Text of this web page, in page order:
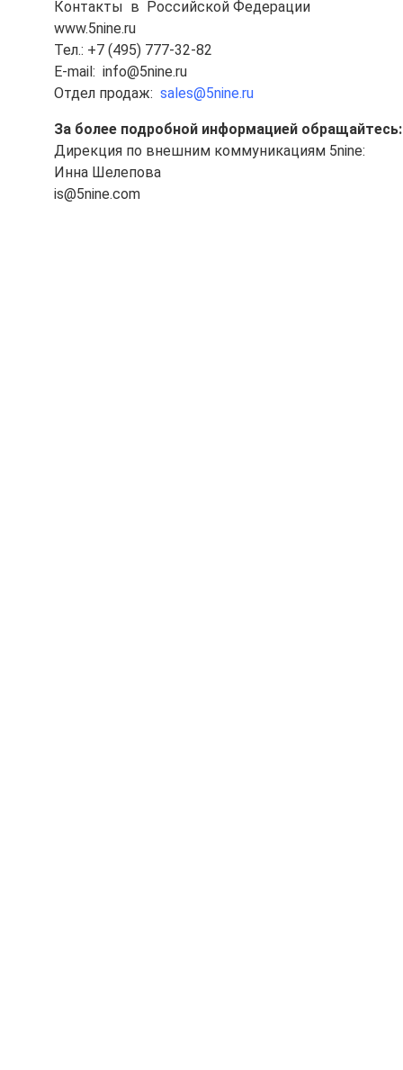
Контакты в Российской Федерации
www.5nine.ru
Тел.: +7 (495) 777-32-82
E-mail: info@5nine.ru
Отдел продаж: sales@5nine.ru
За более подробной информацией обращайтесь:
Дирекция по внешним коммуникациям 5nine:
Инна Шелепова
is@5nine.com